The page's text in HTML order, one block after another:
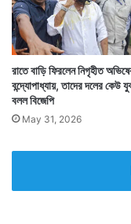
রাতে বাড়ি ফিরলেন নিগৃহীত
বন্দ্যোপাধ্যায়, তাদের দলের কেউ
বলল বিজেপি
May 31, 2026